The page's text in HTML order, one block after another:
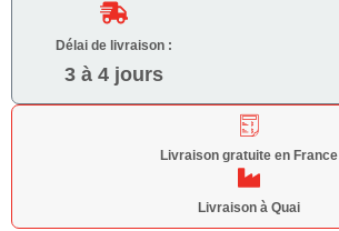
Délai de livraison :
3 à 4 jours
Livraison gratuite en France
Livraison à Quai